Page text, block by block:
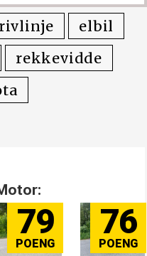
elbil
rekkevidde
79 76